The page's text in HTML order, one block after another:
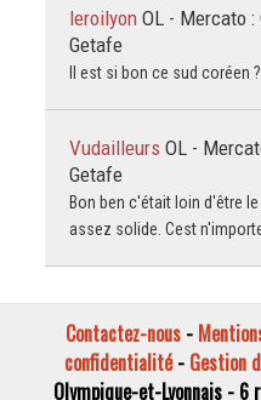
leroilyon OL - Mercato
Getafe
Il est si bon ce sud coréen
Vudailleurs OL -
Getafe
Bon ben c'était loin d'être
assez solide. Cest
Contactez-nous -
confidentialité- Gestion
Olympique-et-Lyonnais - 6